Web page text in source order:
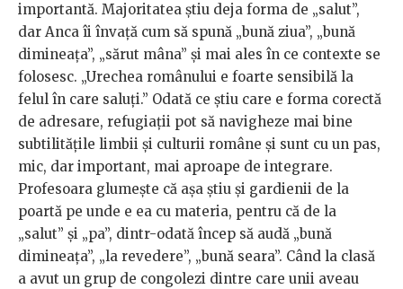
importantă. Majoritatea știu deja forma de „salut”,
dar Anca îi învață cum să spună „bună ziua”, „bună
dimineața”, „sărut mâna” și mai ales în ce contexte se
folosesc. „Urechea românului e foarte sensibilă la
felul în care saluți.” Odată ce știu care e forma corectă
de adresare, refugiații pot să navigheze mai bine
subtilitățile limbii și culturii române și sunt cu un pas,
mic, dar important, mai aproape de integrare.
Profesoara glumește că așa știu și gardienii de la
poartă pe unde e ea cu materia, pentru că de la
„salut” și „pa”, dintr-odată încep să audă „bună
dimineața”, „la revedere”, „bună seara”. Când la clasă
a avut un grup de congolezi dintre care unii aveau